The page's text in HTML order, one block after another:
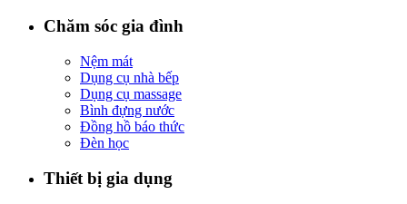
Chăm sóc gia đình
Nệm mát
Dụng cụ nhà bếp
Dụng cụ massage
Bình đựng nước
Đồng hồ báo thức
Đèn học
Thiết bị gia dụng